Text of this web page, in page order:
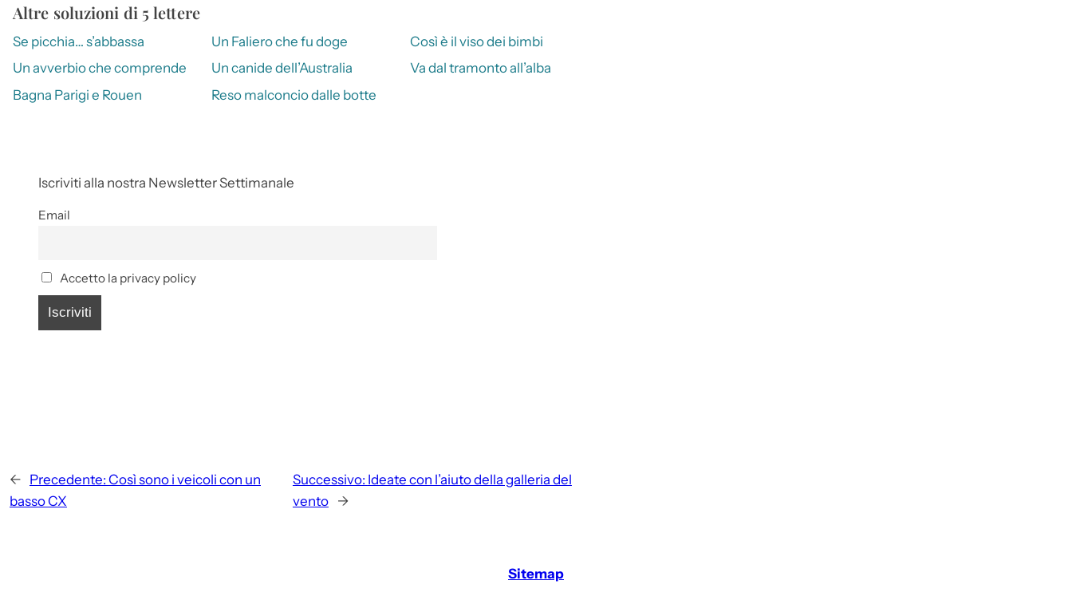
Altre soluzioni di 5 lettere
Se picchia… s’abbassa Un Faliero che fu doge
Così è il viso dei bimbi
Un avverbio che comprende
Un canide dell’Australia
Va dal tramonto all’alba
Bagna Parigi e Rouen
Reso malconcio dalle botte
Iscriviti alla nostra Newsletter Settimanale
Email
Accetto la privacy policy
← Precedente: Così sono i veicoli con un
basso CX
Successivo: Ideate con l’aiuto della galleria del
vento
→
Sitemap